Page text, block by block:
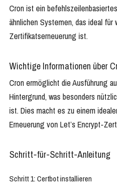
Cron ist ein
ähnlichen Systemen, das ideal für
Zertifikatserneuerung ist.
Wichtige Informationen über
Cron ermöglicht die Ausführung
Hintergrund, was besonders
ist. Dies macht es zu einem
Erneuerung von Let’s Encrypt-
Schritt-für-Schritt-Anleitung
Schritt 1: Certbot installieren